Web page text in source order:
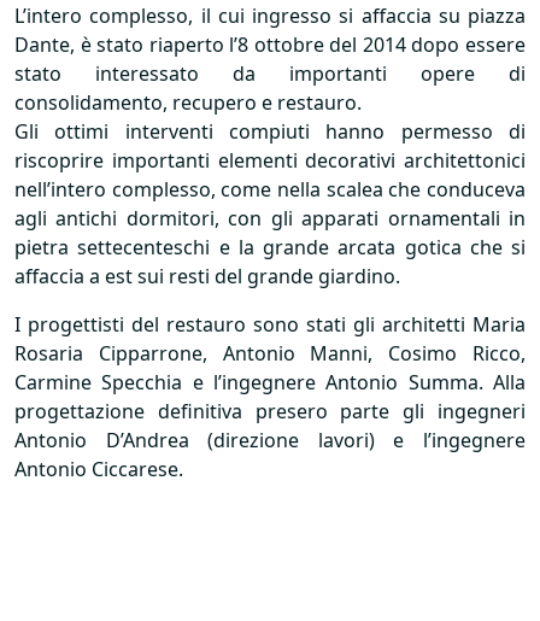
L’intero complesso, il cui ingresso si affaccia su piazza
Dante, è stato riaperto l’8 ottobre del 2014 dopo essere
stato interessato da importanti opere di
consolidamento, recupero e restauro.
Gli ottimi interventi compiuti hanno permesso di
riscoprire importanti elementi decorativi architettonici
nell’intero complesso, come nella scalea che conduceva
agli antichi dormitori, con gli apparati ornamentali in
pietra settecenteschi e la grande arcata gotica che si
affaccia a est sui resti del grande giardino.
I progettisti del restauro sono stati gli architetti Maria
Rosaria Cipparrone, Antonio Manni, Cosimo Ricco,
Carmine Specchia e l’ingegnere Antonio Summa. Alla
progettazione definitiva presero parte gli ingegneri
Antonio D’Andrea (direzione lavori) e l’ingegnere
Antonio Ciccarese.